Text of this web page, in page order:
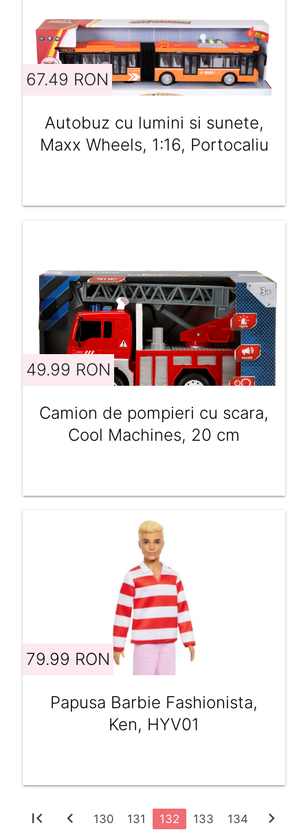
67.49 RON
Autobuz cu lumini si sunete,
Maxx Wheels, 1:16, Portocaliu
49.99 RON
Camion de pompieri cu scara,
Cool Machines, 20 cm
79.99 RON
Papusa Barbie Fashionista,
Ken, HYV01
first_page chevron_left 130 131 132 133 134
chevron_right